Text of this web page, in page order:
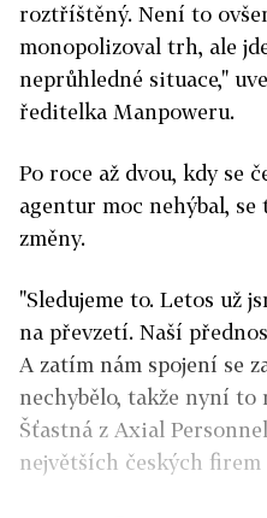
roztříštěný. Není to
monopolizoval trh, ale
neprůhledné situace,"
ředitelka Manpoweru.
Po roce až dvou, kdy se
agentur moc nehýbal,
změny.
"Sledujeme to. Letos už
na převzetí. Naší
A zatím nám spojení se
nechybělo, takže nyní to
Šťastná z Axial
největších českých